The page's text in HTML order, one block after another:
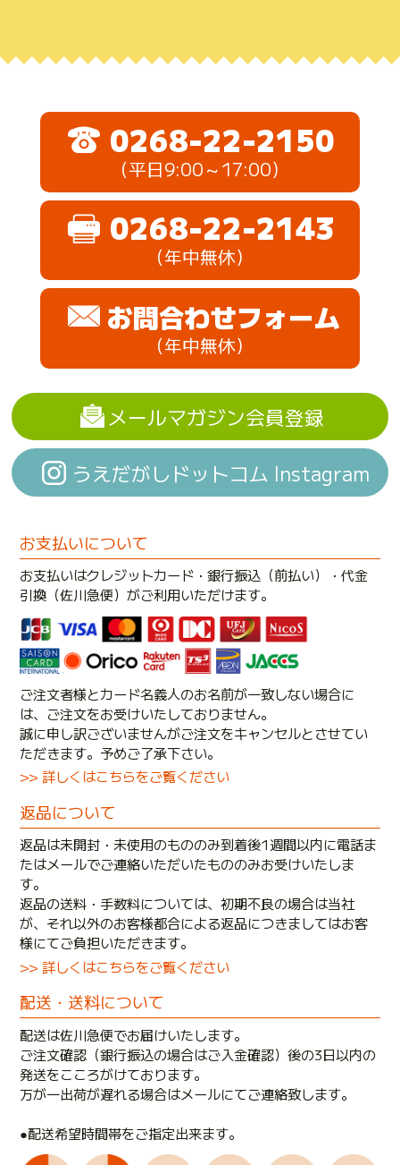
0268-22-2150
（平日9:00～17:00）
0268-22-2143
（年中無休）
お問合わせフォーム
（年中無休）
メールマガジン会員登録
うえだがしドットコム Instagram
お支払いについて
お支払いはクレジットカード・銀行振込（前払い）・代金
引換（佐川急便）がご利用いただけます。
ご注文者様とカード名義人のお名前が一致しない場合に
は、ご注文をお受けいたしておりません。
誠に申し訳ございませんがご注文をキャンセルとさせてい
ただきます。予めご了承下さい。
>> 詳しくはこちらをご覧ください
返品について
返品は未開封・未使用のもののみ到着後1週間以内に電話ま
たはメールでご連絡いただいたもののみお受けいたしま
す。
返品の送料・手数料については、初期不良の場合は当社
が、それ以外のお客様都合による返品につきましてはお客
様にてご負担いただきます。
>> 詳しくはこちらをご覧ください
配送・送料について
配送は佐川急便でお届けいたします。
ご注文確認（銀行振込の場合はご入金確認）後の3日以内の
発送をこころがけております。
万が一出荷が遅れる場合はメールにてご連絡致します。
●配送希望時間帯をご指定出来ます。